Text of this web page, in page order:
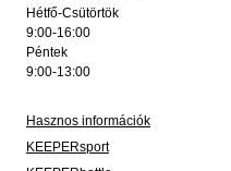
Hétfő-Csütörtök
9:00-16:00
Péntek
9:00-13:00
Hasznos információk
KEEPERsport